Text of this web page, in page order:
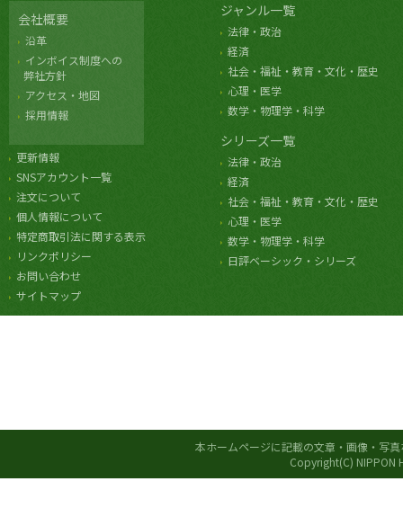
会社概要
沿革
インボイス制度への
弊社方針
アクセス・地図
採用情報
更新情報
SNSアカウント一覧
注文について
個人情報について
特定商取引法に関する表示
リンクポリシー
お問い合わせ
サイトマップ
ジャンル一覧
法律・政治
経済
社会・福祉・教育・文化・歴史
心理・医学
数学・物理学・科学
シリーズ一覧
法律・政治
経済
社会・福祉・教育・文化・歴史
心理・医学
数学・物理学・科学
日評ベーシック・シリーズ
本ホームページに記載の文章・画像・写
Copyright(C) NIPPON